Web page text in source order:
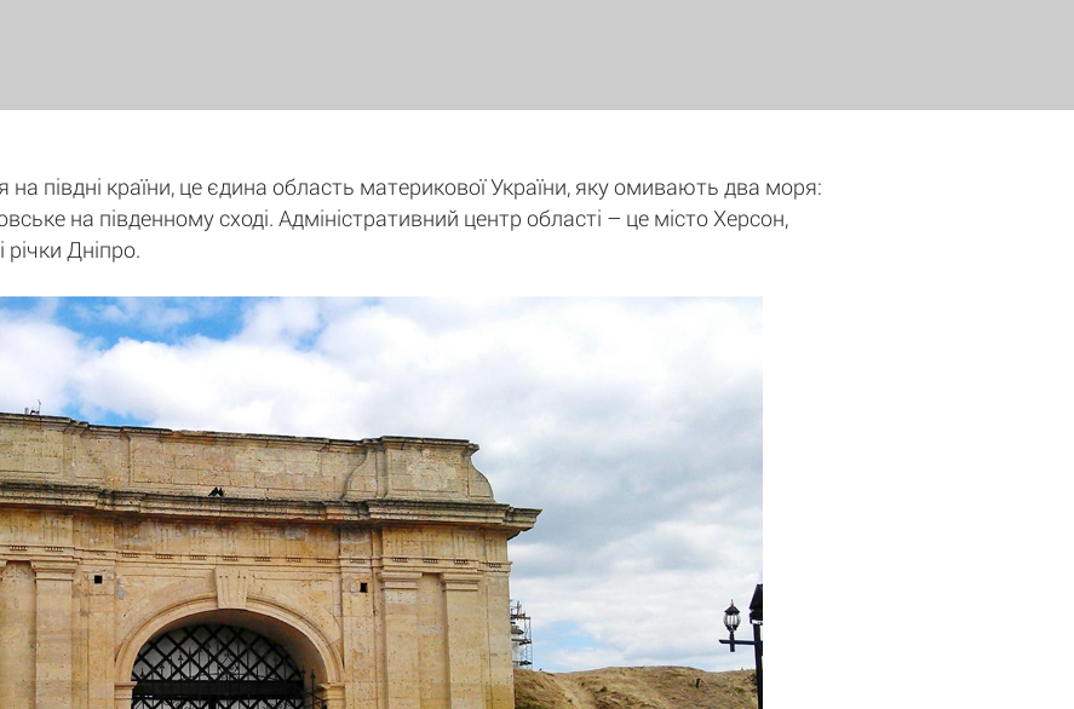
півдні країни, це єдина область материкової України, яку омивають два моря:
на південному сході. Адміністративний центр області – це місто Херсон,
Дніпро.